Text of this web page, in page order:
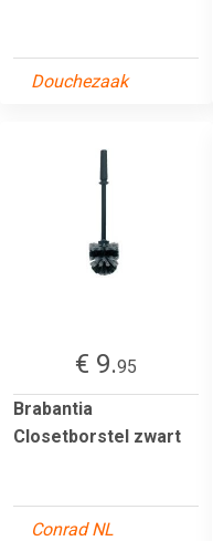
Douchezaak
€ 9.95
Brabantia
Closetborstel zwart
Conrad NL